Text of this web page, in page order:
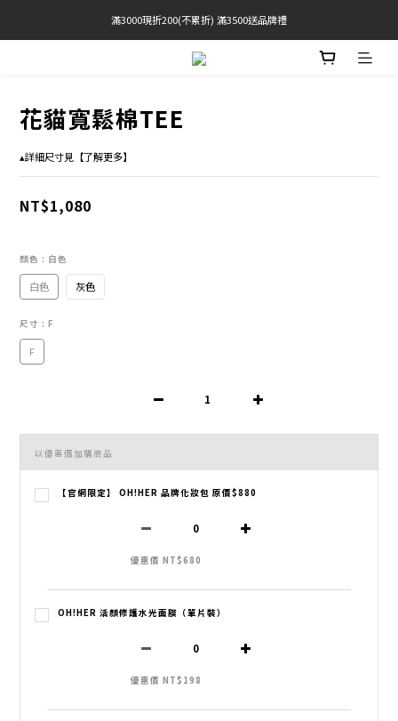
官網限定! 滿千免運(僅限台灣本島)
滿3000現折200(不累折) 滿3500送品牌禮
BRATOP專區買三送一 | 指定專區買一送一
花貓寬鬆棉TEE
▴詳細尺寸見【了解更多】
NT$1,080
顏色 : 白色
白色 灰色
尺寸 : F
F
以優惠價加購商品
【官網限定】 OH!HER 品牌化妝包 原價$880
優惠價 NT$680
OH!HER 活顏修護水光面膜（單片裝）
優惠價 NT$198